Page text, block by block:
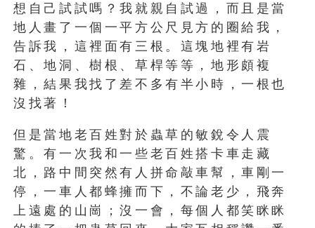
想自己試試嗎？我就親自試過，而且是當
地人畫了一個一平方公尺見方的圈給我，
告訴我，這裡面有三根。這塊地裡有岩
石、地洞、樹根、草桿等等，地形頗複
雜，結果我找了差不多有半小時，一根也
沒找著！
但是當地老百姓對於蟲草的敏銳令人震
驚。有一次我和一些老百姓搭卡車走藏
北，路中間突然有人拼命敲車幫，車剛一
停，一車人都蜂擁而下，不論老少，飛奔
上遠處的山崗；沒一會，每個人都笑眯眯